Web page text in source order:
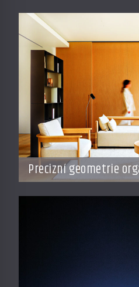
Precizní geometrie